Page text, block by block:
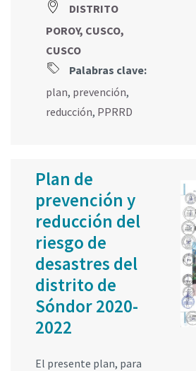
DISTRITO
POROY, CUSCO,
CUSCO
Palabras clave:
plan, prevención,
reducción, PPRRD
Plan de
prevención y
reducción del
riesgo de
desastres del
distrito de
Sóndor 2020-
2022
El presente plan, para